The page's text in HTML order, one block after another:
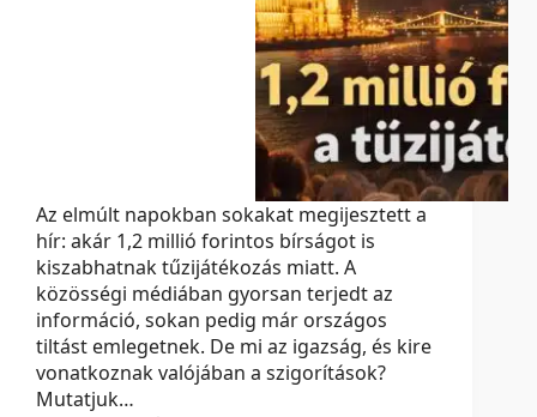
Az elmúlt napokban sokakat megijesztett a
hír: akár 1,2 millió forintos bírságot is
kiszabhatnak tűzijátékozás miatt. A
közösségi médiában gyorsan terjedt az
információ, sokan pedig már országos
tiltást emlegetnek. De mi az igazság, és kire
vonatkoznak valójában a szigorítások?
Mutatjuk…